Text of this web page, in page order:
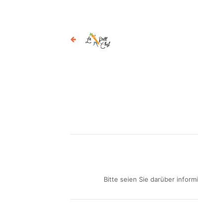
Bitte seien Sie darüber